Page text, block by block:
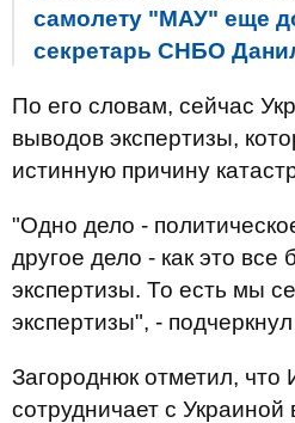
самолету "МАУ" еще
секретарь СНБО
По его словам, сейчас
выводов экспертизы,
истинную причину
"Одно дело -
другое дело - как это
экспертизы. То есть мы
экспертизы", -
Загороднюк отметил, что
сотрудничает с Украиной